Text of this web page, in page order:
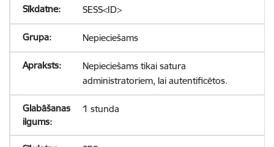
SESS<ID>
Nepieciešams
Nepieciešams tikai satura
administratoriem, lai autentificētos.
1 stunda